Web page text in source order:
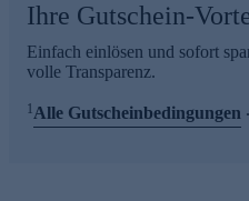
Ihre Gutschein-
Einfach einlösen und sofort
volle Transparenz.
1Alle Gutscheinbedingungen